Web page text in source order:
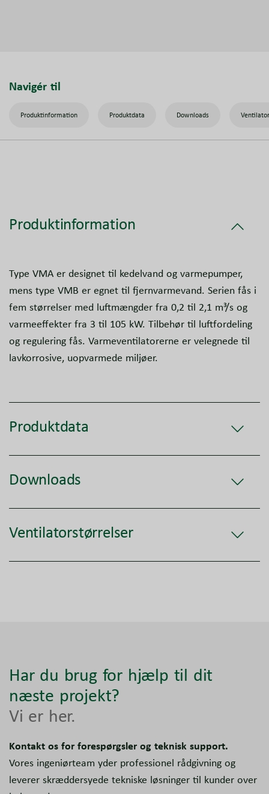
Navigér til
Produktinformation Produktdata Downloads
Produktinformation
Type VMA er designet til kedelvand og varmepumper,
mens type VMB er egnet til fjernvarmevand. Serien fås i
fem størrelser med luftmængder fra 0,2 til 2,1 m³/s og
varmeeffekter fra 3 til 105 kW. Tilbehør til luftfordeling
og regulering fås. Varmeventilatorerne er velegnede til
lavkorrosive, uopvarmede miljøer.
Produktdata
Downloads
Ventilatorstørrelser
Har du brug for hjælp til dit
næste projekt?
Vi er her.
Kontakt os for forespørgsler og teknisk support.
Vores ingeniørteam yder professionel rådgivning og
leverer skræddersyede tekniske løsninger til kunder over